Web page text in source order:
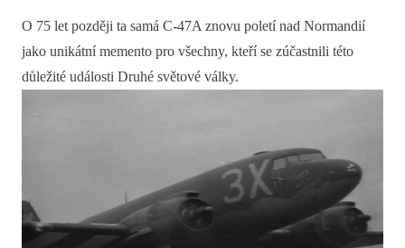
O 75 let později ta samá C-47A znovu poletí nad Normandií
jako unikátní memento pro všechny, kteří se zúčastnili této
důležité události Druhé světové války.